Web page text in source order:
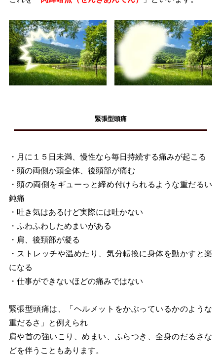
緊張型頭痛
・月に１５日未満、慢性なら毎日持続する痛みが起こる
・頭の両側か頭全体、後頭部が痛む
・頭の両側をギューっと締め付けられるような重だるい
鈍痛
・吐き気はあるけど実際には吐かない
・ふわふわしためまいがある
・肩、後頚部が凝る
・ストレッチや温めたり、気分転換に身体を動かすと楽
になる
・仕事ができないほどの痛みではない
緊張型頭痛は、「ヘルメットをかぶっているかのような
重だるさ」と例えられ
肩や首の強いこり、めまい、ふらつき、全身のだるさな
どを伴うこともあります。